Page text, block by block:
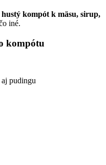
kompót k mäsu, sirup,
iné.
kompótu
pudingu